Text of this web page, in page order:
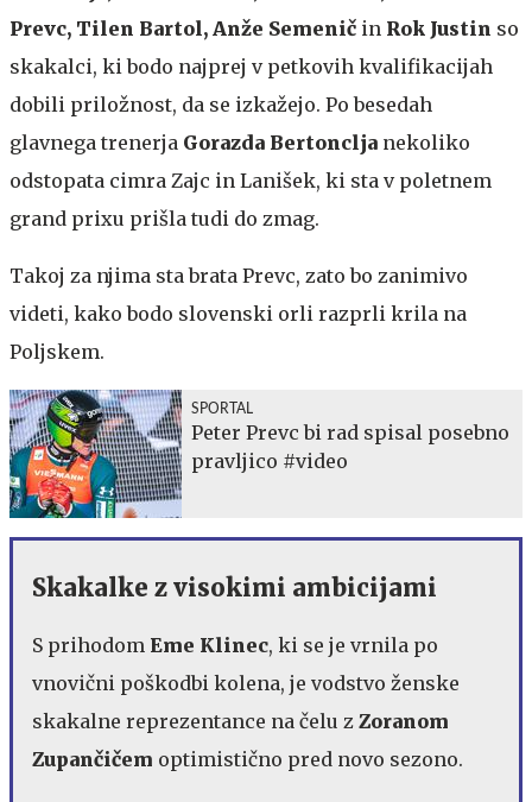
Prevc, Tilen Bartol, Anže Semenič in Rok Justin so
skakalci, ki bodo najprej v petkovih kvalifikacijah
dobili priložnost, da se izkažejo. Po besedah
glavnega trenerja Gorazda Bertonclja nekoliko
odstopata cimra Zajc in Lanišek, ki sta v poletnem
grand prixu prišla tudi do zmag.
Takoj za njima sta brata Prevc, zato bo zanimivo
videti, kako bodo slovenski orli razprli krila na
Poljskem.
SPORTAL
Peter Prevc bi rad spisal posebno
pravljico #video
Skakalke z visokimi ambicijami
S prihodom Eme Klinec, ki se je vrnila po
vnovični poškodbi kolena, je vodstvo ženske
skakalne reprezentance na čelu z Zoranom
Zupančičem optimistično pred novo sezono.